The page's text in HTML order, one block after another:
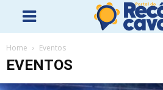
Home Eventos
EVENTOS